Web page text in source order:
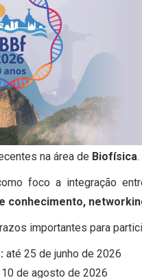
na área de Biofísica.
foco a integração
conhecimento,
importantes para
até 25 de junho de 2026
de agosto de 2026